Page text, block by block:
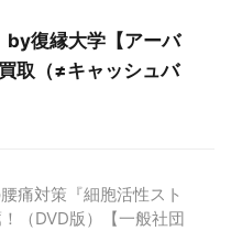
復縁大学【アーバ
取（≠キャッシュバ
痛対策『細胞活性スト
（DVD版）【一般社団